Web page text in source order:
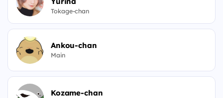
Tokage-chan
Ankou-chan
Main
Kozame-chan